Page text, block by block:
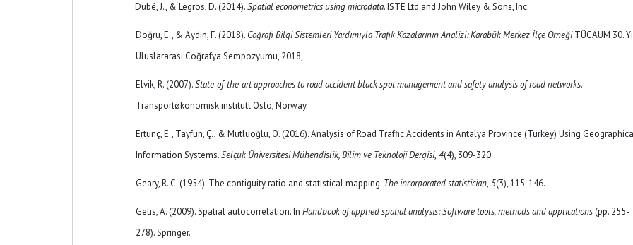
Dubé, J., & Legros, D. (2014).Spatial econometrics using microdata. ISTE Ltd and John Wiley & Sons, Inc.
Doğru, E., & Aydın, F. (2018). Coğrafi Bilgi Sistemleri Yardımıyla Trafik Kazalarının Analizi: Karabük Merkez İlçe ÖrneğiTÜCAUM 30.
Uluslararası Coğrafya Sempozyumu, 2018,
Elvik, R. (2007).State-of-the-art approaches to road accident black spot management and safety analysis of road networks.
Transportøkonomisk institutt Oslo, Norway.
Ertunç, E., Tayfun, Ç., & Mutluoğlu, Ö. (2016). Analysis of Road Traffic Accidents in Antalya Province (Turkey) Using
Information Systems.Selçuk Üniversitesi Mühendislik, Bilim ve Teknoloji Dergisi, 4(4), 309-320.
Geary, R. C. (1954). The contiguity ratio and statistical mapping. The incorporated statistician, 5(3), 115-146.
Getis, A. (2009). Spatial autocorrelation. In Handbook of applied spatial analysis: Software tools, methods and applications(pp. 255-
278). Springer.